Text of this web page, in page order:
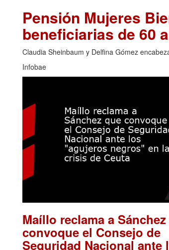
Pensión Mujeres
beneficiarias de 60
Claudia Sheinbaum y Delfina Gómez
Infobae
Maíllo reclama a
convoque el Consejo de
Seguridad Nacional ante